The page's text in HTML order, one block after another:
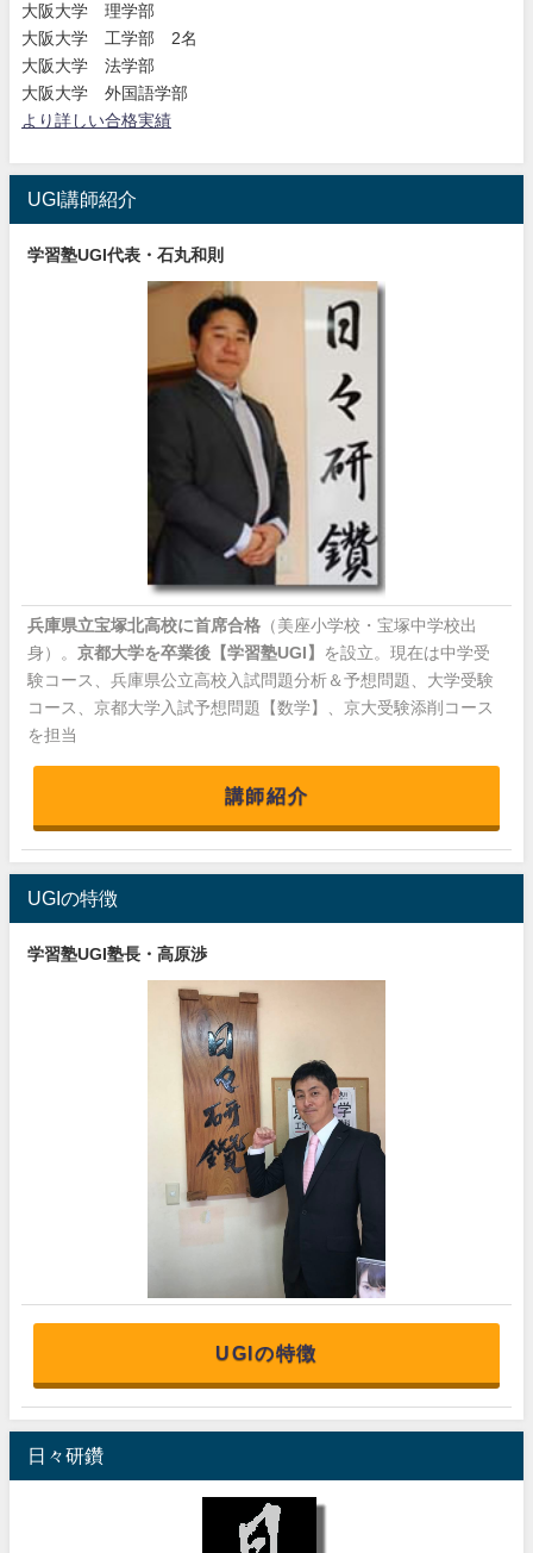
大阪大学 理学部
大阪大学 工学部 2名
大阪大学 法学部
大阪大学 外国語学部
より詳しい合格実績
UGI講師紹介
学習塾UGI代表・石丸和則
兵庫県立宝塚北高校に首席合格 （美座小学校・宝塚中学校出
身）。 京都大学を卒業後【学習塾UGI】
を設立。現在は中学受
験コース、兵庫県公立高校入試問題分析＆予想問題、大学受験
コース、京都大学入試予想問題【数学】、京大受験添削コース
を担当
講師紹介
UGIの特徴
学習塾UGI塾長・高原渉
UGIの特徴
日々研鑽